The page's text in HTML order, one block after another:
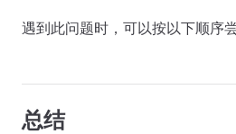
遇到此问题时，可以按以下顺序
总结